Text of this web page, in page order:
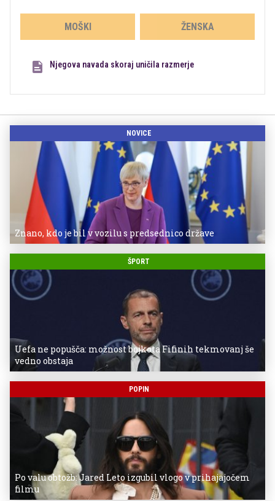
MOŠKI ŽENSKA
Njegova navada skoraj uničila razmerje
NOVICE
Znano, kdo je bil v vozilu s predsednico države
ŠPORT
Uefa ne popušča: možnost bojkota Fifinih tekmovanj še
vedno obstaja
POPIN
Po valu obtožb: Jared Leto izgubil vlogo v prihajajočem
filmu